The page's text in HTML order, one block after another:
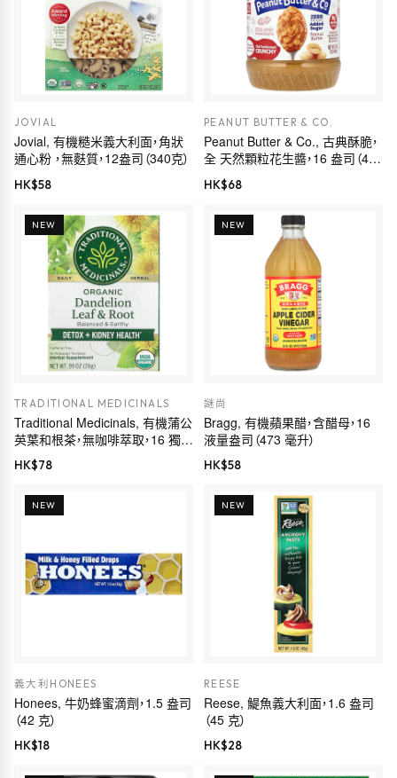
JOVIAL
Jovial, 有機糙米義大利面，角狀
通心粉 ，無麩質，12盎司（340克）
HK$58
PEANUT BUTTER & CO.
Peanut Butter & Co., 古典酥脆，
全 天然顆粒花生醬，16 盎司（454
HK$68
NEW
TRADITIONAL MEDICINALS
Traditional Medicinals, 有機蒲公
英葉和根茶，無咖啡萃取，16 獨立
茶包，0.99 盎司（28 克）
HK$78
NEW
謎尚
Bragg, 有機蘋果醋，含醋母，16
液量盎司（473 毫升）
HK$58
NEW
義大利HONEES
Honees, 牛奶蜂蜜滴劑，1.5 盎司
（42 克）
HK$18
NEW
REESE
Reese, 鯷魚義大利面，1.6 盎司
（45 克）
HK$28